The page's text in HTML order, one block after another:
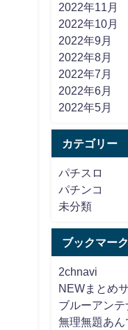
2022年11月
2022年10月
2022年9月
2022年8月
2022年7月
2022年6月
2022年5月
カテゴリー
パチスロ
パチンコ
未分類
ブックマーク
2chnavi
NEWまとめ
ブルーアンテ
無理無題あん